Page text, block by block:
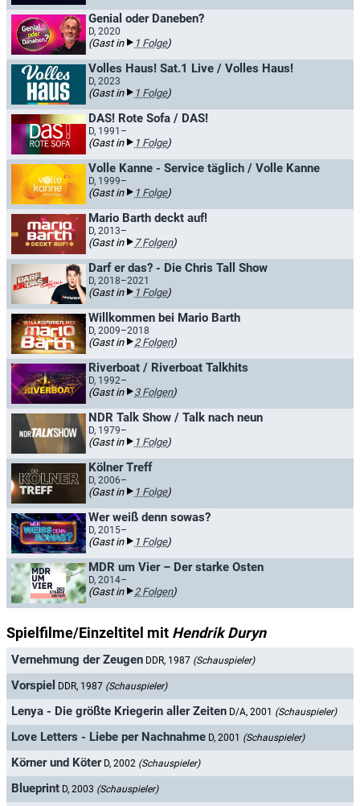
Genial oder Daneben?
D, 2020
(Gast in 1 Folge)
Volles Haus! Sat.1 Live / Volles Haus!
D, 2023
(Gast in 1 Folge)
DAS! Rote Sofa / DAS!
D, 1991–
(Gast in 1 Folge)
Volle Kanne - Service täglich / Volle Kanne
D, 1999–
(Gast in 1 Folge)
Mario Barth deckt auf!
D, 2013–
(Gast in 7 Folgen)
Darf er das? - Die Chris Tall Show
D, 2018–2021
(Gast in 1 Folge)
Willkommen bei Mario Barth
D, 2009–2018
(Gast in 2 Folgen)
Riverboat / Riverboat Talkhits
D, 1992–
(Gast in 3 Folgen)
NDR Talk Show / Talk nach neun
D, 1979–
(Gast in 1 Folge)
Kölner Treff
D, 2006–
(Gast in 1 Folge)
Wer weiß denn sowas?
D, 2015–
(Gast in 1 Folge)
MDR um Vier – Der starke Osten
D, 2014–
(Gast in 2 Folgen)
Spielfilme/Einzeltitel mit Hendrik Duryn
Vernehmung der Zeugen DDR, 1987 (Schauspieler)
Vorspiel DDR, 1987 (Schauspieler)
Lenya - Die größte Kriegerin aller Zeiten D/A, 2001 (Schauspieler)
Love Letters - Liebe per Nachnahme D, 2001 (Schauspieler)
Körner und Köter D, 2002 (Schauspieler)
Blueprint D, 2003 (Schauspieler)